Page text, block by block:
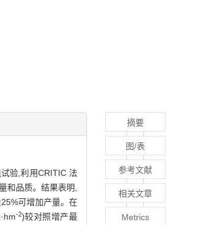
验,利用CRITIC 法
和品质。结果表明,
可增加产量。在
-2)较对照增产最
摘要
图/表
参考文献
相关文章
Metrics